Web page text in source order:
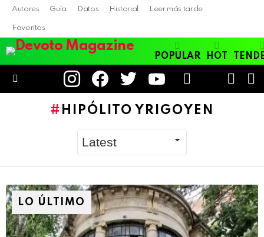
Autores Guía Datos Historial Leer más tarde
Favoritos
POPULAR HOT
instagramfacebooktwitter youtube
SKIN
HIPÓLITO YRIGOYEN
LO ÚLTIMO